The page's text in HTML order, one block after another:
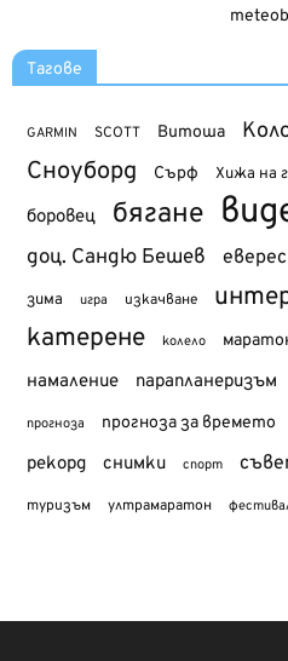
Тагове
GARMIN SCOTT Витоша
Сноуборд Сърф Хижа на
боровец бягане
доц. Сандю Бешев
зима игра изкачване
катерене колело
намаление парапланеризъм
прогноза прогноза за времето
рекорд снимки спорт
туризъм ултрамаратон